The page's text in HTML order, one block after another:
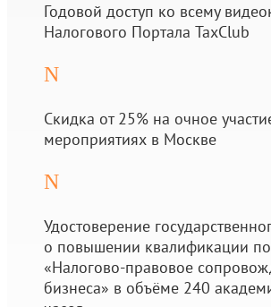
Годовой доступ ко всему
Налогового Портала TaxClub
N
Скидка от 25% на очное
мероприятиях в Москве
N
Удостоверение
о повышении квалификации
«Налогово-правовое
бизнеса» в объёме 240